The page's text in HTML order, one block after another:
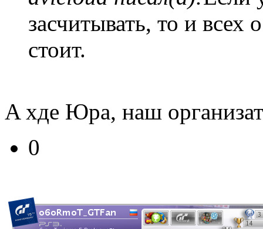
засчитывать, то и всех
стоит.
A хде Юра, наш
0